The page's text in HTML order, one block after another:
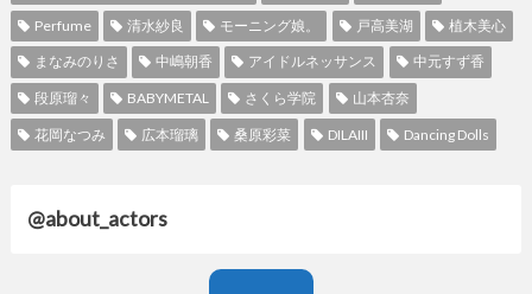
Perfume 清水紗良 モーニング娘。 戸高美湖 植木美心
まなみのりさ 中嶋朝香 アイドルネッサンス 中元すず香
段原瑠々 BABYMETAL さくら学院 山本杏奈
花岡なつみ 広本瑠璃 桑原彩菜 DILAIII Dancing Dolls
@about_actors